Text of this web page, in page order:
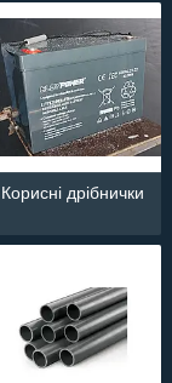
Корисні дрібнички